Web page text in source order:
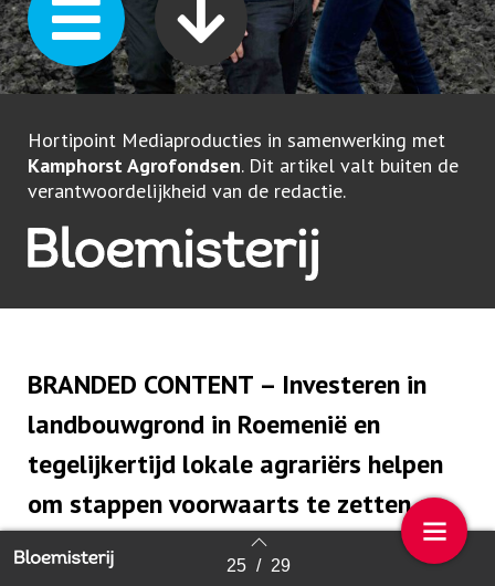
Back to index 25 / 29
Hortipoint Mediaproducties in samenwerking met
Kamphorst Agrofondsen. Dit artikel valt buiten de
verantwoordelijkheid van de redactie.
BRANDED CONTENT – Investeren in
landbouwgrond in Roemenië en
tegelijkertijd lokale agrariërs helpen
om stappen voorwaarts te zetten op
het uitdagende pad van